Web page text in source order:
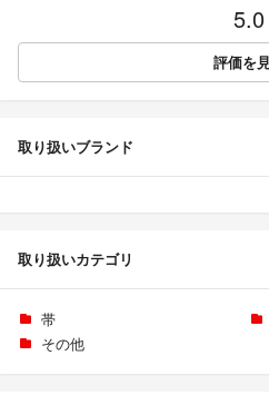
5.0
評価を
取り扱いブランド
取り扱いカテゴリ
帯
その他